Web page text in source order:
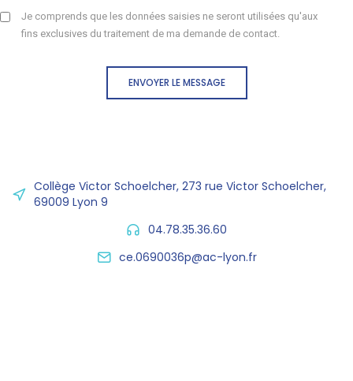
Je comprends que les données saisies ne seront utilisées qu'aux
fins exclusives du traitement de ma demande de contact.
ENVOYER LE MESSAGE
Collège Victor Schoelcher, 273 rue Victor Schoelcher,
69009 Lyon 9
04.78.35.36.60
ce.0690036p@ac-lyon.fr